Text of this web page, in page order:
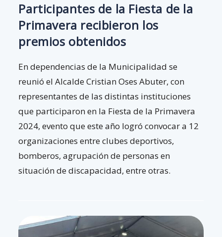
Participantes de la Fiesta de la
Primavera recibieron los
premios obtenidos
En dependencias de la Municipalidad se
reunió el Alcalde Cristian Oses Abuter, con
representantes de las distintas instituciones
que participaron en la Fiesta de la Primavera
2024, evento que este año logró convocar a 12
organizaciones entre clubes deportivos,
bomberos, agrupación de personas en
situación de discapacidad, entre otras.